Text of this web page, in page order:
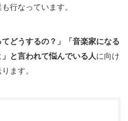
行なっています。
てどうするの？」「音楽家になる
と言われて悩んでいる人に向け
ます。